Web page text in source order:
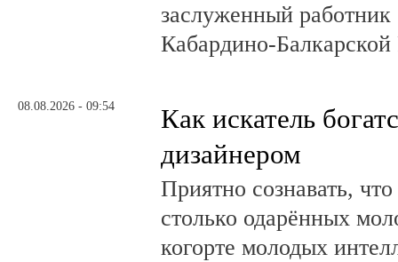
заслуженный работник
Кабардино-
08.08.2026 - 09:54
Как искатель
дизайнером
Приятно сознавать,
столько одарённых
когорте молодых